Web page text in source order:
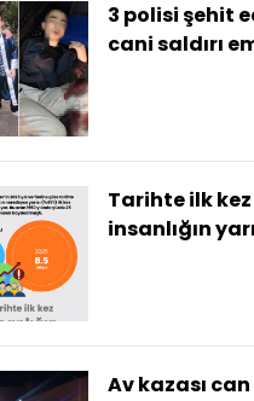
3 polisi şehit
cani saldırı
Tarihte ilk kez
insanlığın
Av kazası can